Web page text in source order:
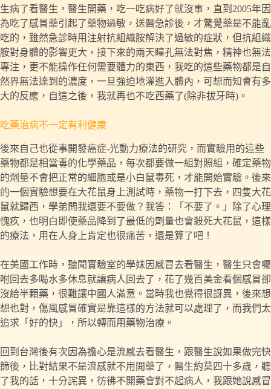
生病了看醫生，醫生開藥，吃一吃病好了就沒事，直到2005年因
為吃了感冒藥引起了藥物過敏，送醫急診後，才驚覺藥是不能亂
吃的，雖然急診時用注射抗組織胺解決了過敏的症狀，但抗組織
胺對身體的影響更大，接下來的兩天瞳孔無法對焦，精神也無法
專注，更不能操作任何需要體力的東西，我吃的這些藥物都是自
然界無法達到的濃度，一旦強迫地灌進入體內，可想而知會有多
大的反應，自這之後，我就再也不吃西藥了(除非拔牙時)。
吃藥治病不一定有利健康
後來自己也從事開發癌症-光動力療法的研究，而實驗用的這些
藥物都是相當毒的化學藥品，每次都要做一組對照組，確定藥物
的劑量不會把正常的細胞或是小白鼠毒死，才能開始實驗。後來
的一個實驗想要在大花鼠身上測試時，藥物一打下去，四隻大花
鼠就歸西，學弟問我還要不要做？我答：「不要了。」除了心理
愧疚，也明白即使藥品降到了最低的劑量也會殺死大花鼠，這樣
的療法，用在人身上肯定也很痛苦，還是算了吧！
在美國工作時，聽聞實驗室的學妹因感冒去看醫生，醫生只會囑
咐回去多喝水多休息就讓病人回去了，花了幾百美金看個感冒卻
沒給半顆藥，很難讓中國人滿意。當時我也覺得很訝異，後來想
想也對，傷風感冒確實是靠這樣的方法就可以處理了，而我們太
追求「好的快」，所以轉而用藥物治療。
回到台灣後有次因為擔心是流感去看醫生，跟醫生說如果做完快
篩後，比對結果不是流感就不用開藥了，醫生約莫四十多歲，聽
了我的話，十分詫異，彷彿不開藥會對不起病人，我跟她說感冒